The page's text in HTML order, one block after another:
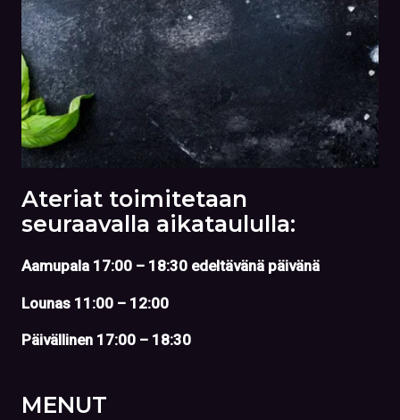
Ateriat toimitetaan
seuraavalla aikataululla:
Aamupala 17:00 – 18:30 edeltävänä päivänä
Lounas 11:00 – 12:00
Päivällinen 17:00 – 18:30
MENUT